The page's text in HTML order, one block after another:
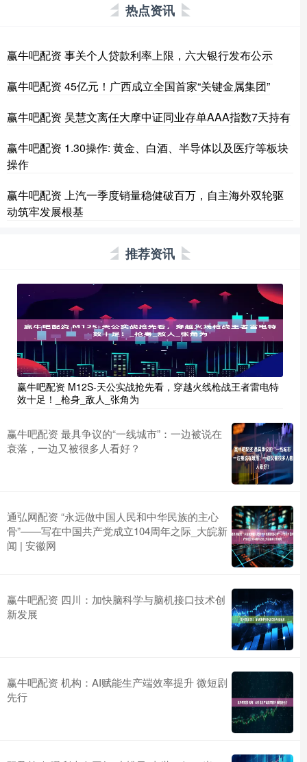
热点资讯
赢牛吧配资 事关个人贷款利率上限，六大银行发布公示
赢牛吧配资 45亿元！广西成立全国首家“关键金属集团”
赢牛吧配资 吴慧文离任大摩中证同业存单AAA指数7天持有
赢牛吧配资 1.30操作: 黄金、白酒、半导体以及医疗等板块
操作
赢牛吧配资 上汽一季度销量稳健破百万，自主海外双轮驱
动筑牢发展根基
推荐资讯
赢牛吧配资 M12S-天公实战抢先看，穿越火线枪战王者雷电特
效十足！_枪身_敌人_张角为
赢牛吧配资 最具争议的“一线城市”：一边被说在
衰落，一边又被很多人看好？
通弘网配资 “永远做中国人民和中华民族的主心
骨”——写在中国共产党成立104周年之际_大皖新
闻 | 安徽网
赢牛吧配资 四川：加快脑科学与脑机接口技术创
新发展
赢牛吧配资 机构：AI赋能生产端效率提升 微短剧
先行